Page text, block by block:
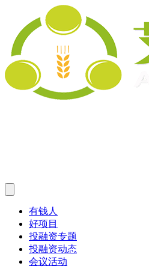
有钱人
好项目
投融资专题
投融资动态
会议活动